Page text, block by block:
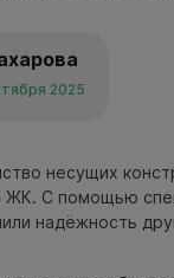
2025
несущих
ЖК. С помощью
надёжность